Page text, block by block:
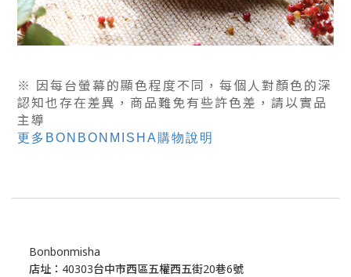
※ 因每台螢幕的顯色程度不同，每個人對顏色的深
認知也存在差異，商品難免有些許色差， 請以實品
主導
更多BONBONMISHA購物說明
Bonbonmisha
店址：40303台中市西區五權西五街20巷6號